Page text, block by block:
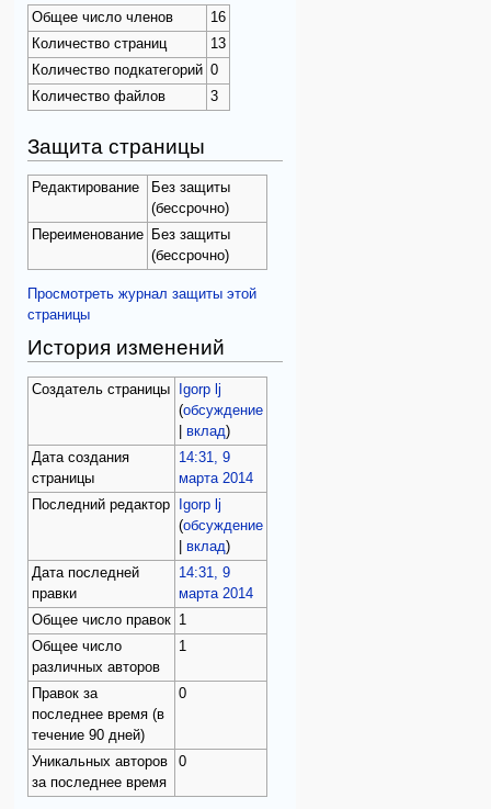
Общее число членов
16
Количество страниц
13
Количество подкатегорий 0
Количество файлов
3
Защита страницы
Редактирование
Без защиты
(бессрочно)
Переименование
Без защиты
(бессрочно)
Просмотреть журнал защиты этой
страницы
История изменений
Создатель страницы
Igorp lj
(обсуждение
вклад)
Дата создания
страницы
14:31, 9
марта 2014
Последний редактор
Igorp lj
(обсуждение
вклад)
Дата последней
правки
14:31, 9
марта 2014
Общее число правок 1
Общее число
различных авторов
1
Правок за
последнее время (в
течение 90 дней)
0
Уникальных авторов
за последнее время
0